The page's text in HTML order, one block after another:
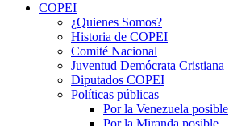
COPEI
¿Quienes Somos?
Historia de COPEI
Comité Nacional
Juventud Demócrata Cristiana
Diputados COPEI
Políticas públicas
Por la Venezuela posible
Por la Miranda posible